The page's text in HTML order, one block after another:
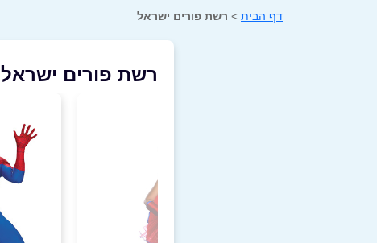
דף הבית > רשת פורים ישראל
רשת פורים ישראל